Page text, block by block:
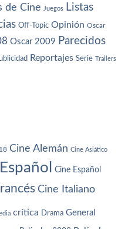
de Cine Juegos Listas
Off-Topic Opinión Oscar
Oscar 2009 Parecidos
Reportajes Serie Trailers
Cine Alemán Cine Asiático
Cine Español
Cine Italiano
crítica Drama General